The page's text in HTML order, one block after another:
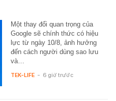
Một thay đổi quan trọng của
Google sẽ chính thức có hiệu
lực từ ngày 10/8, ảnh hưởng
đến cách người dùng sao lưu
và…
TEK-LIFE - 6 giờ trước